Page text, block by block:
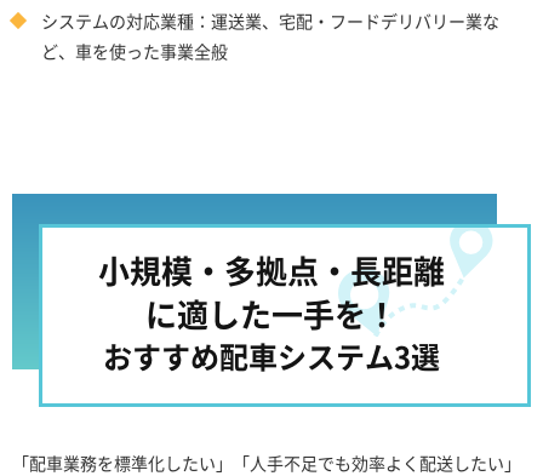
システムの対応業種：運送業、宅配・フードデリバリー業な
ど、車を使った事業全般
小規模・多拠点・長距離
に適した一手を！
おすすめ配車システム3選
「配車業務を標準化したい」「人手不足でも効率よく配送したい」